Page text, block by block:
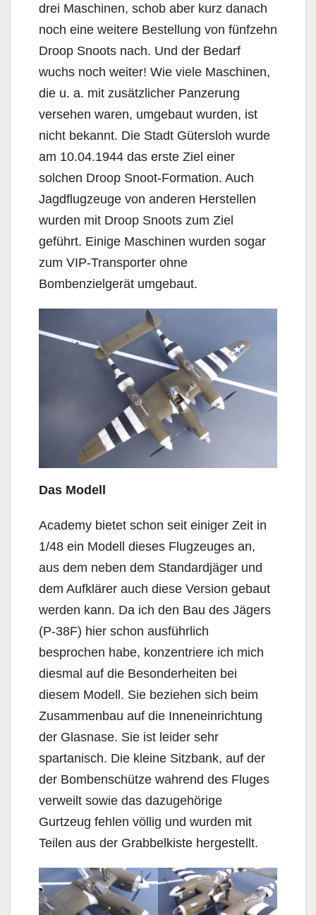
drei Maschinen, schob aber kurz danach
noch eine weitere Bestellung von fünfzehn
Droop Snoots nach. Und der Bedarf
wuchs noch weiter! Wie viele Maschinen,
die u. a. mit zusätzlicher Panzerung
versehen waren, umgebaut wurden, ist
nicht bekannt. Die Stadt Gütersloh wurde
am 10.04.1944 das erste Ziel einer
solchen Droop Snoot-Formation. Auch
Jagdflugzeuge von anderen Herstellen
wurden mit Droop Snoots zum Ziel
geführt. Einige Maschinen wurden sogar
zum VIP-Transporter ohne
Bombenzielgerät umgebaut.
Das Modell
Academy bietet schon seit einiger Zeit in
1/48 ein Modell dieses Flugzeuges an,
aus dem neben dem Standardjäger und
dem Aufklärer auch diese Version gebaut
werden kann. Da ich den Bau des Jägers
(P-38F) hier schon ausführlich
besprochen habe, konzentriere ich mich
diesmal auf die Besonderheiten bei
diesem Modell. Sie beziehen sich beim
Zusammenbau auf die Inneneinrichtung
der Glasnase. Sie ist leider sehr
spartanisch. Die kleine Sitzbank, auf der
der Bombenschütze wahrend des Fluges
verweilt sowie das dazugehörige
Gurtzeug fehlen völlig und wurden mit
Teilen aus der Grabbelkiste hergestellt.